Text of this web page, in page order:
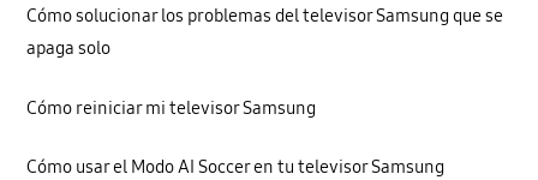
Cómo solucionar los problemas del televisor Samsung que se
apaga solo
Cómo reiniciar mi televisor Samsung
Cómo usar el Modo AI Soccer en tu televisor Samsung